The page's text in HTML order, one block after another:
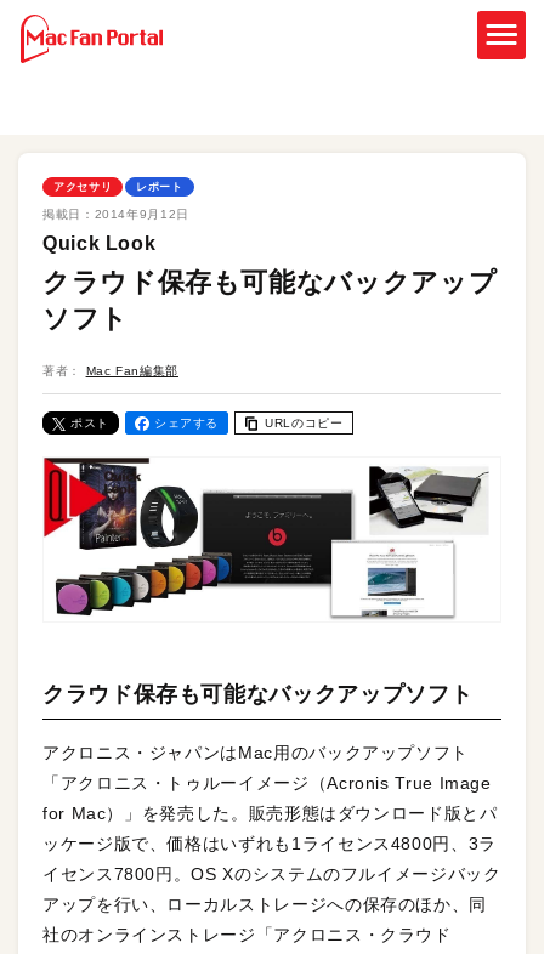
アクセサリ レポート
掲載日： 2014年9月12日
Quick Look
クラウド保存も可能なバックアップ
ソフト
著者： Mac Fan編集部
ポスト シェアする URLのコピー
クラウド保存も可能なバックアップソフト
アクロニス・ジャパンはMac用のバックアップソフト
「アクロニス・トゥルーイメージ（Acronis True Image
for Mac）」を発売した。販売形態はダウンロード版とパ
ッケージ版で、価格はいずれも1ライセンス4800円、3ラ
イセンス7800円。OS Xのシステムのフルイメージバック
アップを行い、ローカルストレージへの保存のほか、同
社のオンラインストレージ「アクロニス・クラウド